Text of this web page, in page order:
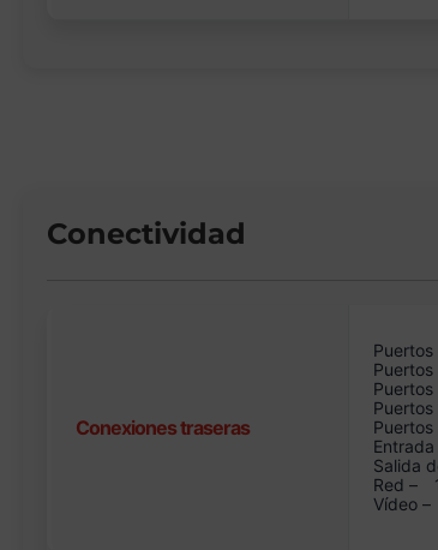
Conectividad
Conexiones traseras
Puertos
Puertos
Puertos
Puertos
Puertos
Salida
Red –
Vídeo –